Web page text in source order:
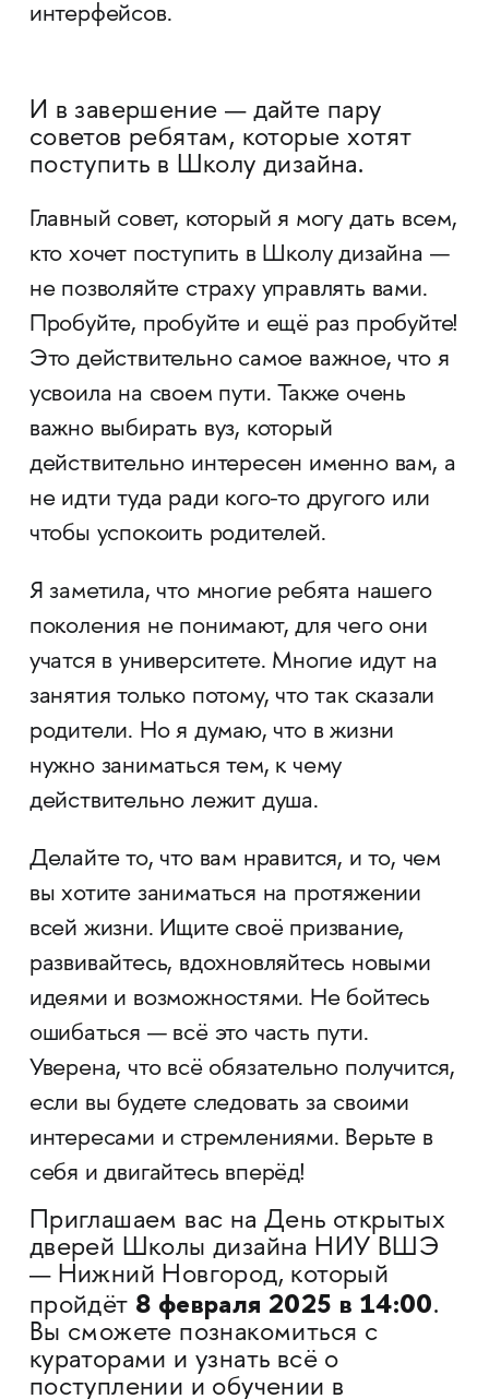
интерфейсов.
И в завершение — дайте пару
советов ребятам, которые хотят
поступить в Школу дизайна.
Главный совет, который я могу дать всем,
кто хочет поступить в Школу дизайна —
не позволяйте страху управлять вами.
Пробуйте, пробуйте и ещё раз пробуйте!
Это действительно самое важное, что я
усвоила на своем пути. Также очень
важно выбирать вуз, который
действительно интересен именно вам, а
не идти туда ради кого-то другого или
чтобы успокоить родителей.
Я заметила, что многие ребята нашего
поколения не понимают, для чего они
учатся в университете. Многие идут на
занятия только потому, что так сказали
родители. Но я думаю, что в жизни
нужно заниматься тем, к чему
действительно лежит душа.
Делайте то, что вам нравится, и то, чем
вы хотите заниматься на протяжении
всей жизни. Ищите своё призвание,
развивайтесь, вдохновляйтесь новыми
идеями и возможностями. Не бойтесь
ошибаться — всё это часть пути.
Уверена, что всё обязательно получится,
если вы будете следовать за своими
интересами и стремлениями. Верьте в
себя и двигайтесь вперёд!
Приглашаем вас на День открытых
дверей Школы дизайна НИУ ВШЭ
— Нижний Новгород, который
пройдёт 8 февраля 2025 в 14:00.
Вы сможете познакомиться с
кураторами и узнать всё о
поступлении и обучении в